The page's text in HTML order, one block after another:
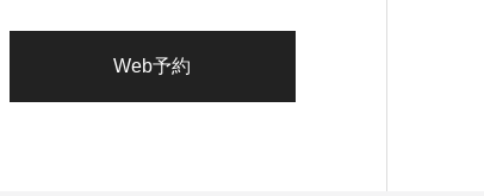
Web予約